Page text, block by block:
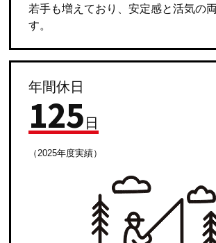
若手も増えており、安定感と活気の
す。
年間休日
125 日
（2025年度実績）